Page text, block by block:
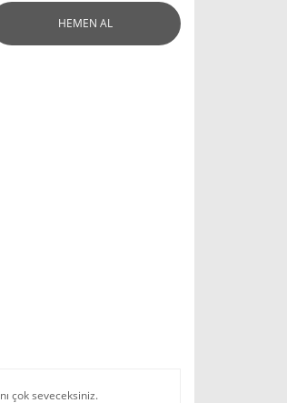
HEMEN AL
nı çok seveceksiniz.